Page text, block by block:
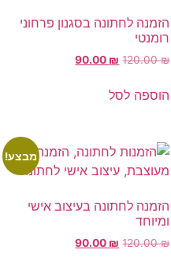
הזמנה לחתונה בסגנון פרחוני
רומנטי
120.00₪
90.00 ₪
הוספה לסל
מבצע!
הזמנה לחתונה בעיצוב אישי
ומיוחד
120.00₪
90.00 ₪